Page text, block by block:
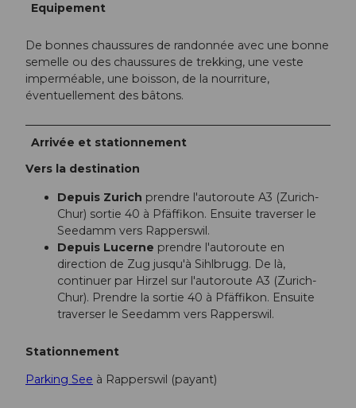
Equipement
De bonnes chaussures de randonnée avec une bonne
semelle ou des chaussures de trekking, une veste
imperméable, une boisson, de la nourriture,
éventuellement des bâtons.
Arrivée et stationnement
Vers la destination
Depuis Zurich prendre l'autoroute A3 (Zurich-
Chur) sortie 40 à Pfäffikon. Ensuite traverser le
Seedamm vers Rapperswil.
Depuis Lucerne prendre l'autoroute en
direction de Zug jusqu'à Sihlbrugg. De là,
continuer par Hirzel sur l'autoroute A3 (Zurich-
Chur). Prendre la sortie 40 à Pfäffikon. Ensuite
traverser le Seedamm vers Rapperswil.
Stationnement
Parking See à Rapperswil (payant)